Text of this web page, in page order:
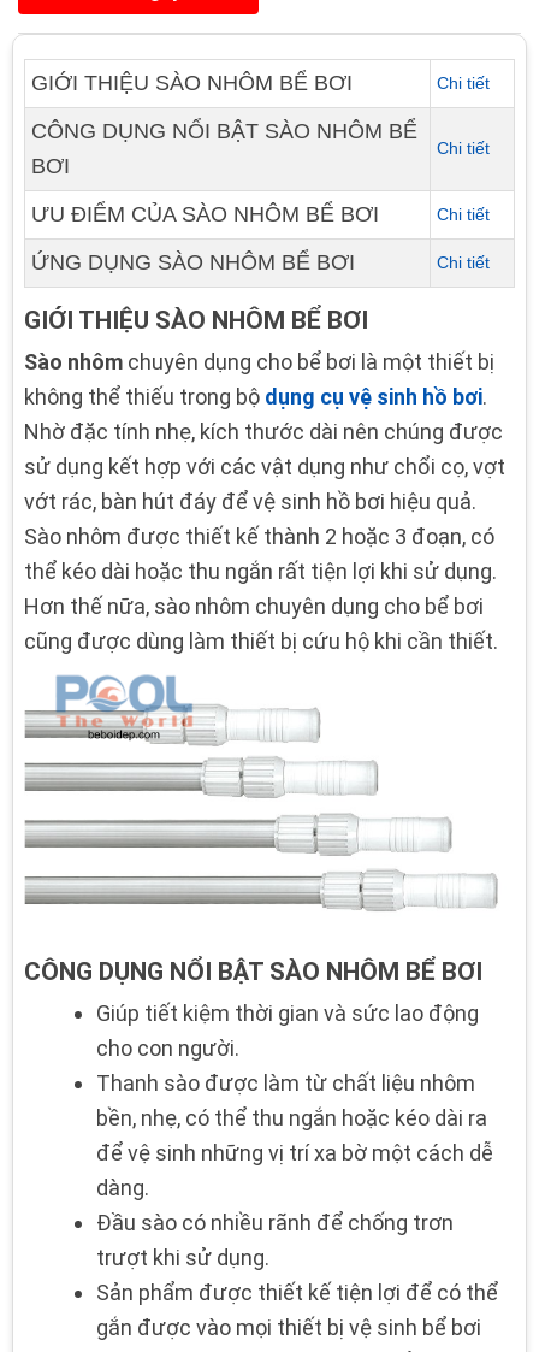
GIỚI THIỆU SÀO NHÔM BỂ BƠI Chi tiết
CÔNG DỤNG NỔI BẬT SÀO NHÔM BỂ
BƠI
Chi tiết
ƯU ĐIỂM CỦA SÀO NHÔM BỂ BƠI Chi tiết
ỨNG DỤNG SÀO NHÔM BỂ BƠI Chi tiết
GIỚI THIỆU SÀO NHÔM BỂ BƠI
Sào nhôm chuyên dụng cho bể bơi là một thiết bị
không thể thiếu trong bộ dụng cụ vệ sinh hồ bơi.
Nhờ đặc tính nhẹ, kích thước dài nên chúng được
sử dụng kết hợp với các vật dụng như chổi cọ, vợt
vớt rác, bàn hút đáy để vệ sinh hồ bơi hiệu quả.
Sào nhôm được thiết kế thành 2 hoặc 3 đoạn, có
thể kéo dài hoặc thu ngắn rất tiện lợi khi sử dụng.
Hơn thế nữa, sào nhôm chuyên dụng cho bể bơi
cũng được dùng làm thiết bị cứu hộ khi cần thiết.
CÔNG DỤNG NỔI BẬT SÀO NHÔM BỂ BƠI
Giúp tiết kiệm thời gian và sức lao động
cho con người.
Thanh sào được làm từ chất liệu nhôm
bền, nhẹ, có thể thu ngắn hoặc kéo dài ra
để vệ sinh những vị trí xa bờ một cách dễ
dàng.
Đầu sào có nhiều rãnh để chống trơn
trượt khi sử dụng.
Sản phẩm được thiết kế tiện lợi để có thể
gắn được vào mọi thiết bị vệ sinh bể bơi